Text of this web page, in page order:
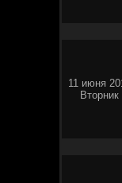
11 июня
Вторник